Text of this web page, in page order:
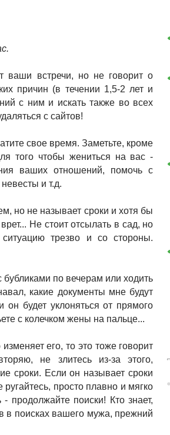
ваши встречи, но не говорит о
причин (в течении 1,5-2 лет и
с ним и искать также во всех
с сайтов!
свое время. Заметьте, кроме
того чтобы жениться на вас -
ваших отношений, помочь с
и т.д.
но не называет сроки и хотя бы
Не стоит отсылать в сад, но
трезво и со стороны.
бубликами по вечерам или ходить
какие документы мне будут
будет уклоняться от прямого
с колечком жены на пальце...
его, то это тоже говорит
не злитесь из-за этого,
сроки. Если он называет сроки
просто плавно и мягко
продолжайте поиски! Кто знает,
в поисках вашего мужа, прежний